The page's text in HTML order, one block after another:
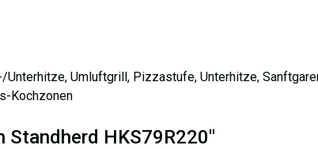
Umluftgrill, Pizzastufe, Unterhitze,
Kochzonen
Standherd HKS79R220"